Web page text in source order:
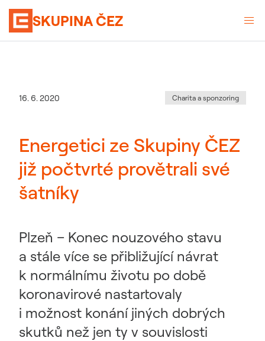
SKUPINA ČEZ
Datum zveřejnění
16. 6. 2020 Kategorie:
Charita a sponzoring
Energetici ze Skupiny ČEZ
již počtvrté provětrali své
šatníky
Plzeň – Konec nouzového stavu
a stále více se přibližující návrat
k normálnímu životu po době
koronavirové nastartovaly
i možnost konání jiných dobrých
skutků než jen ty v souvislosti